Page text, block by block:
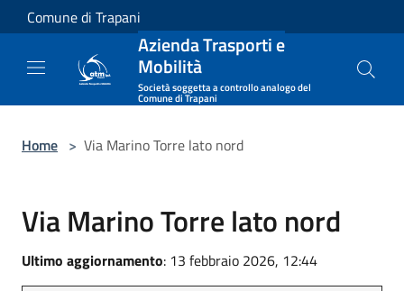
Salta al contenuto principale
Comune di Trapani
Azienda Trasporti e
Mobilità
Società soggetta a controllo analogo del
Comune di Trapani
Home > Via Marino Torre lato nord
Via Marino Torre lato nord
Ultimo aggiornamento: 13 febbraio 2026, 12:44